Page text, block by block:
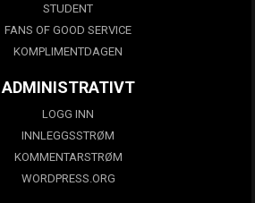
STUDENT
FANS OF GOOD SERVICE
KOMPLIMENTDAGEN
ADMINISTRATIVT
LOGG INN
INNLEGGSSTRØM
KOMMENTARSTRØM
WORDPRESS.ORG